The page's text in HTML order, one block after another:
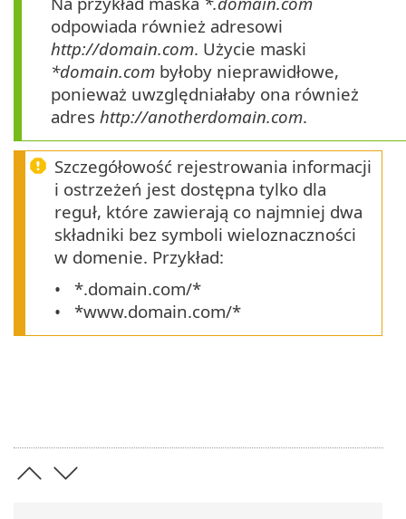
odpowiada również adresowi
http://domain.com. Użycie maski
*domain.com byłoby nieprawidłowe,
ponieważ uwzględniałaby ona również
adres http://anotherdomain.com.
Szczegółowość rejestrowania informacji
i ostrzeżeń jest dostępna tylko dla
reguł, które zawierają co najmniej dwa
składniki bez symboli wieloznaczności
w domenie. Przykład:
*.domain.com/*
*www.domain.com/*